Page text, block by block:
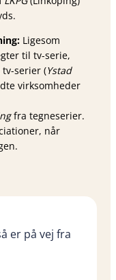
Ligesom
til tv-serie,
tv-serier (Ystad
virksomheder
fra tegneserier.
når
er på vej fra